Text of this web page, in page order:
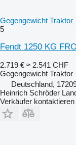
Gegengewicht Traktor
5
Fendt 1250 KG
2.719 € ≈ 2.541 CHF
Gegengewicht Traktor
Deutschland,
Heinrich Schröder
Verkäufer kontaktieren